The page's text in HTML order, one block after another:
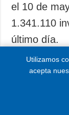
el 10 de
1.341.110
último día.
Así lo
Fuerzas
Utilizamos
acepta